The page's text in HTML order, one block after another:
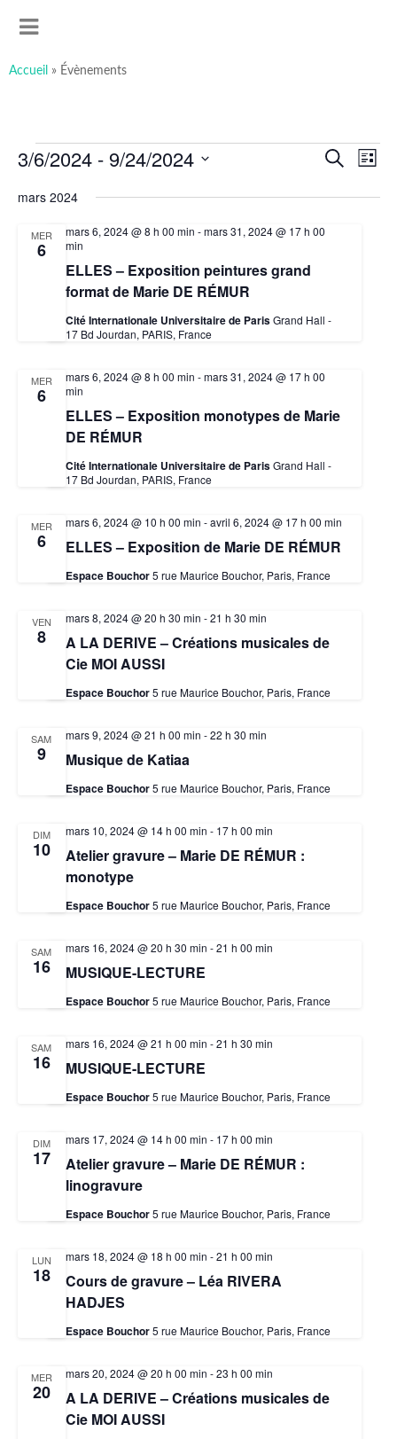
contenuart-sous-x
Association ayant pour but de favoriser et promouvoir la
Accueil » Évènements
Recherche
et
vues
Recherche
de
Liste
3/6/2024 - 9/24/2024
date.
mars 2024
MER
6
ELLES – Exposition peintures grand
format de Marie DE RÉMUR
mars 6, 2024 @ 8 h 00 min -mars 31, 2024 @ 17 h 00
min
Cité Internationale Universitaire de ParisGrand Hall -
17 Bd Jourdan, PARIS, France
MER
6
ELLES – Exposition monotypes de Marie
DE RÉMUR
mars 6, 2024 @ 8 h 00 min -mars 31, 2024 @ 17 h 00
min
Cité Internationale Universitaire de ParisGrand Hall -
17 Bd Jourdan, PARIS, France
MER
6 ELLES – Exposition de Marie DE RÉMUR
mars 6, 2024 @ 10 h 00 min -avril 6, 2024 @ 17 h 00 min
Espace Bouchor5 rue Maurice Bouchor, Paris, France
VEN
8
A LA DERIVE – Créations musicales de
Cie MOI AUSSI
mars 8, 2024 @ 20 h 30 min -21 h 30 min
Espace Bouchor5 rue Maurice Bouchor, Paris, France
SAM
9 Musique de Katiaa
mars 9, 2024 @ 21 h 00 min -22 h 30 min
Espace Bouchor5 rue Maurice Bouchor, Paris, France
DIM
10
Atelier gravure – Marie DE RÉMUR :
monotype
mars 10, 2024 @ 14 h 00 min - 17 h 00 min
Espace Bouchor5 rue Maurice Bouchor, Paris, France
SAM
16 MUSIQUE-LECTURE
mars 16, 2024 @ 20 h 30 min -21 h 00 min
Espace Bouchor5 rue Maurice Bouchor, Paris, France
SAM
16 MUSIQUE-LECTURE
mars 16, 2024 @ 21 h 00 min -21 h 30 min
Espace Bouchor5 rue Maurice Bouchor, Paris, France
DIM
17
Atelier gravure – Marie DE RÉMUR :
linogravure
mars 17, 2024 @ 14 h 00 min - 17 h 00 min
Espace Bouchor5 rue Maurice Bouchor, Paris, France
LUN
18
Cours de gravure – Léa RIVERA
HADJES
mars 18, 2024 @ 18 h 00 min -21 h 00 min
Espace Bouchor5 rue Maurice Bouchor, Paris, France
MER
20
A LA DERIVE – Créations musicales de
Cie MOI AUSSI
mars 20, 2024 @ 20 h 00 min -23 h 00 min